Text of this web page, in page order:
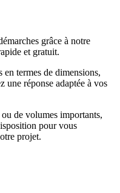
grâce à notre
et gratuit.
termes de dimensions,
une réponse adaptée à vos
de volumes importants,
pour vous
projet.